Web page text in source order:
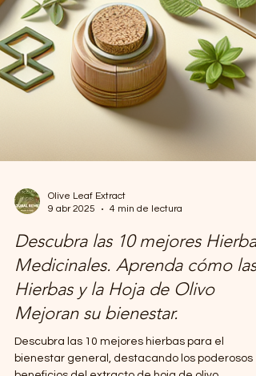
9 abr 2025
4 min de lectura
Descubra las 10 mejores Hierbas
Medicinales. Aprenda cómo las
Hierbas y la Hoja de Olivo
Mejoran su bienestar.
Descubra las 10 mejores hierbas para el